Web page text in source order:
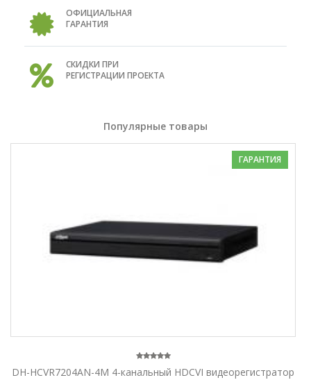
ОФИЦИАЛЬНАЯ
ГАРАНТИЯ
СКИДКИ ПРИ
РЕГИСТРАЦИИ ПРОЕКТА
Популярные товары
ГАРАНТИЯ
DH-HCVR7204AN-4M 4-канальный HDCVI видеорегистратор